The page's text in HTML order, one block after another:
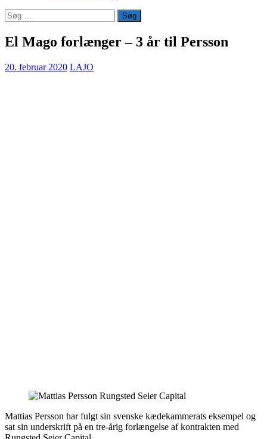
Søg
efter:
El Mago forlænger – 3 år til Persson
20. februar 2020 LAJO
Mattias Persson har fulgt sin svenske kædekammerats eksempel og
sat sin underskrift på en tre-årig forlængelse af kontrakten med